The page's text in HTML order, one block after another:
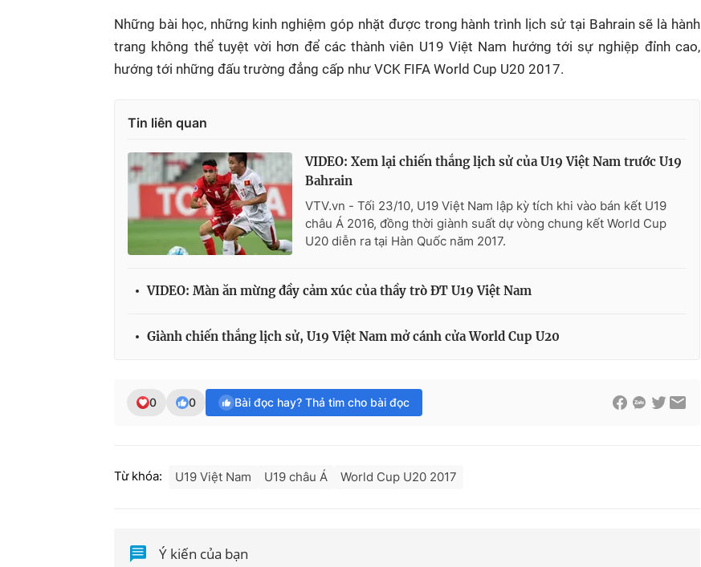
Những bài học, những kinh nghiệm góp nhặt được trong hành trình lịch sử tại Bahrain sẽ là hành
trang không thể tuyệt vời hơn để các thành viên U19 Việt Nam hướng tới sự nghiệp đỉnh cao,
hướng tới những đấu trường đẳng cấp như VCK FIFA World Cup U20 2017.
Tin liên quan
VIDEO: Xem lại chiến thắng lịch sử của U19 Việt Nam trước U19
Bahrain
VTV.vn - Tối 23/10, U19 Việt Nam lập kỳ tích khi vào bán kết U19
châu Á 2016, đồng thời giành suất dự vòng chung kết World Cup
U20 diễn ra tại Hàn Quốc năm 2017.
VIDEO: Màn ăn mừng đầy cảm xúc của thầy trò ĐT U19 Việt Nam
Giành chiến thắng lịch sử, U19 Việt Nam mở cánh cửa World Cup U20
0 0 Bài đọc hay? Thả tim cho bài đọc
Từ khóa: U19 Việt Nam U19 châu Á World Cup U20 2017
Ý kiến của bạn